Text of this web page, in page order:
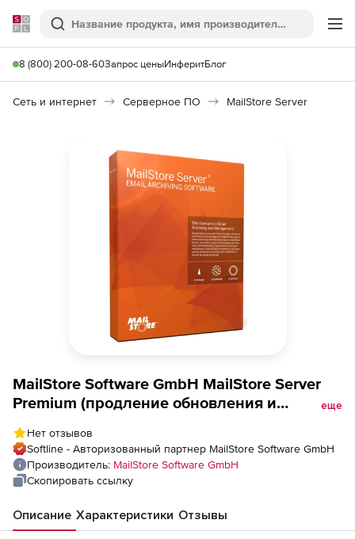
Softline
Поиск
8 (800) 200-08-60Запрос ценыИнферитБлог
Сеть и интернет Серверное ПО MailStore Server
MailStore Software GmbH MailStore Server
Premium (продление обновления и
год
еще
Нет отзывов
Softline - Авторизованный партнер MailStore Software GmbH
Производитель: MailStore Software GmbH
Скопировать ссылку
Описание Характеристики Отзывы